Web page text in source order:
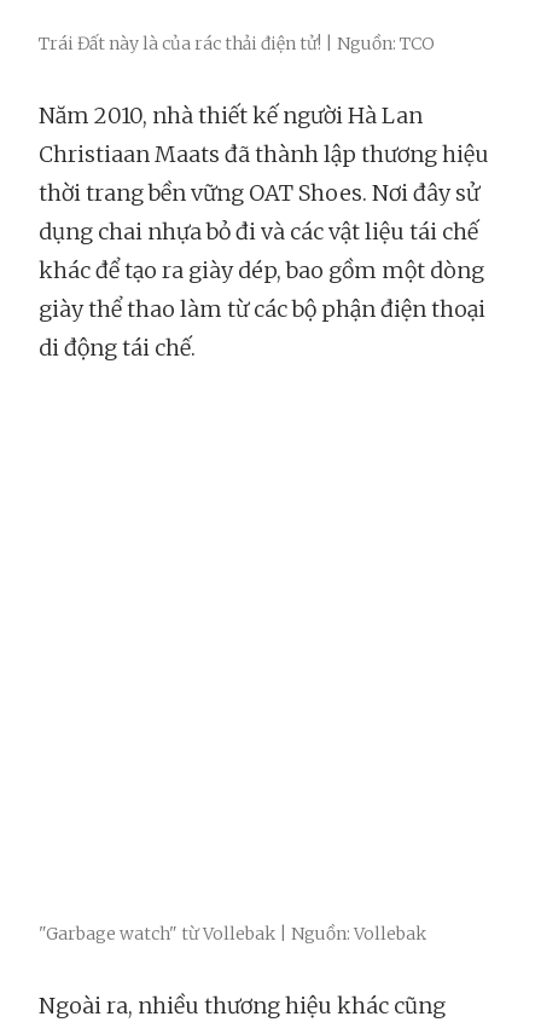
Trái Đất này là của rác thải điện tử! | Nguồn: TCO
Năm 2010, nhà thiết kế người Hà Lan
Christiaan Maats đã thành lập thương hiệu
thời trang bền vững OAT Shoes. Nơi đây sử
dụng chai nhựa bỏ đi và các vật liệu tái chế
khác để tạo ra giày dép, bao gồm một dòng
giày thể thao làm từ các bộ phận điện thoại
di động tái chế.
"Garbage watch" từ Vollebak | Nguồn: Vollebak
Ngoài ra, nhiều thương hiệu khác cũng